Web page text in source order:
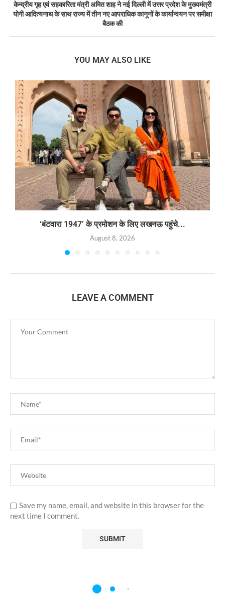
केन्द्रीय गृह एवं सहकारिता मंत्री अमित शाह ने नई दिल्ली में उत्तर प्रदेश के मुख्यमंत्री
योगी आदित्यनाथ के साथ राज्य में तीन नए आपराधिक कानूनों के कार्यान्वयन पर समीक्षा
बैठक की
YOU MAY ALSO LIKE
‘बंटवारा 1947’ के प्रमोशन के लिए लखनऊ पहुंचे...
August 8, 2026
LEAVE A COMMENT
Save my name, email, and website in this browser for the
next time I comment.